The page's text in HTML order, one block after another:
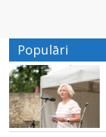
Populāri